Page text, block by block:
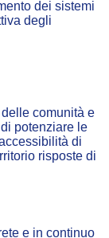
dei sistemi
degli
comunità e
potenziare le
di
risposte di
e in continuo